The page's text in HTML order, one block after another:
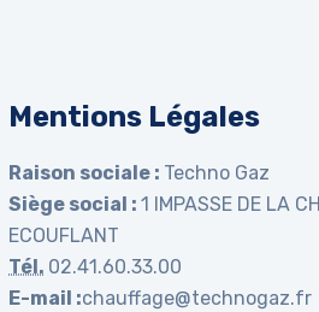
Mentions Légales
Raison sociale : Techno Gaz
Siège social :1 IMPASSE DE LA
ECOUFLANT
Tél. 02.41.60.33.00
E-mail :chauffage@technogaz.fr